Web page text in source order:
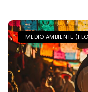
MEDIO AMBIENTE